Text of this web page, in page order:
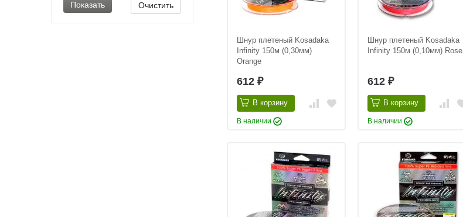
Шнур плетеный Kosadaka
Infinity 150м (0,30мм)
Orange
612 ₽
В корзину
В наличии
Шнур плетеный Kosadaka
Infinity 150м (0,10мм) Rose
612 ₽
В корзину
В наличии
Очистить